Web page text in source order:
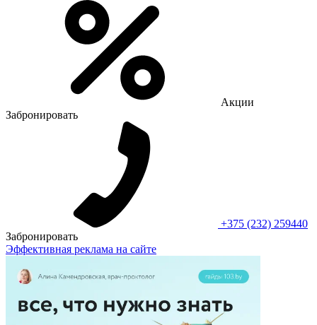
Акции
Забронировать
+375 (232) 259440
Забронировать
Эффективная реклама на сайте